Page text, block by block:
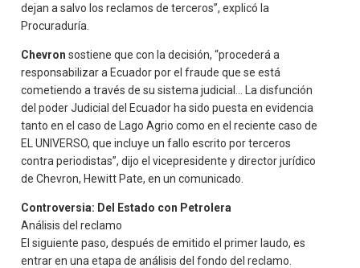
dejan a salvo los reclamos de terceros”, explicó la
Procuraduría.
Chevronsostiene que con la decisión, “procederá a
responsabilizar a Ecuador por el fraude que se está
cometiendo a través de su sistema judicial... La disfunción
del poder Judicial del Ecuador ha sido puesta en evidencia
tanto en el caso de Lago Agrio como en el reciente caso de
EL UNIVERSO, que incluye un fallo escrito por terceros
contra periodistas”, dijo el vicepresidente y director jurídico
de Chevron, Hewitt Pate, en un comunicado.
Controversia: Del Estado con Petrolera
Análisis del reclamo
El siguiente paso, después de emitido el primer laudo, es
entrar en una etapa de análisis del fondo del reclamo.